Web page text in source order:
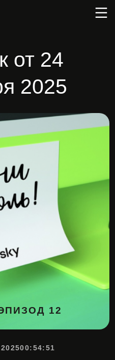
от 24
2025
12
00:54:51